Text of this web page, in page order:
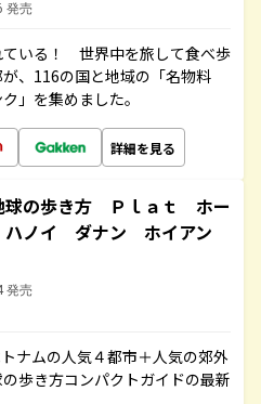
発売
ている！ 世界中を旅して食べ歩
、116の国と地域の「名物料
」を集めました。
詳細を見る
の歩き方 Ｐｌａｔ ホー
ノイ ダナン ホイアン
発売
ナムの人気４都市＋人気の郊外
歩き方コンパクトガイドの最新